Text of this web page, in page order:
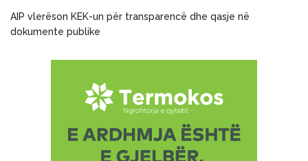
AIP vlerëson KEK-un për transparencë dhe qasje në
dokumente publike